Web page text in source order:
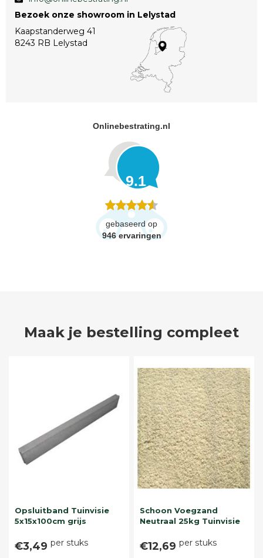
Bezoek onze showroom in Lelystad
Kaapstanderweg 41
8243 RB Lelystad
Onlinebestrating.nl
9.1
gebaseerd op
946 ervaringen
Maak je bestelling compleet
Opsluitband Tuinvisie
5x15x100cm grijs
€3,49 per stuks
Schoon Voegzand
Neutraal 25kg Tuinvisie
€12,69 per stuks